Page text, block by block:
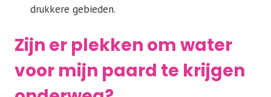
drukkere gebieden.
Zijn er plekken om water
voor mijn paard te krijgen